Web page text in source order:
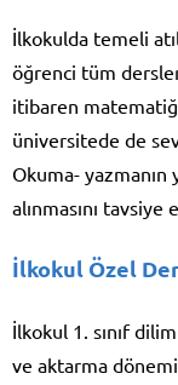
İlkokulda temeli
öğrenci tüm
itibaren
üniversitede de
Okuma-
alınmasını tavsiye
İlkokul Özel
İlkokul 1. sınıf
ve aktarma